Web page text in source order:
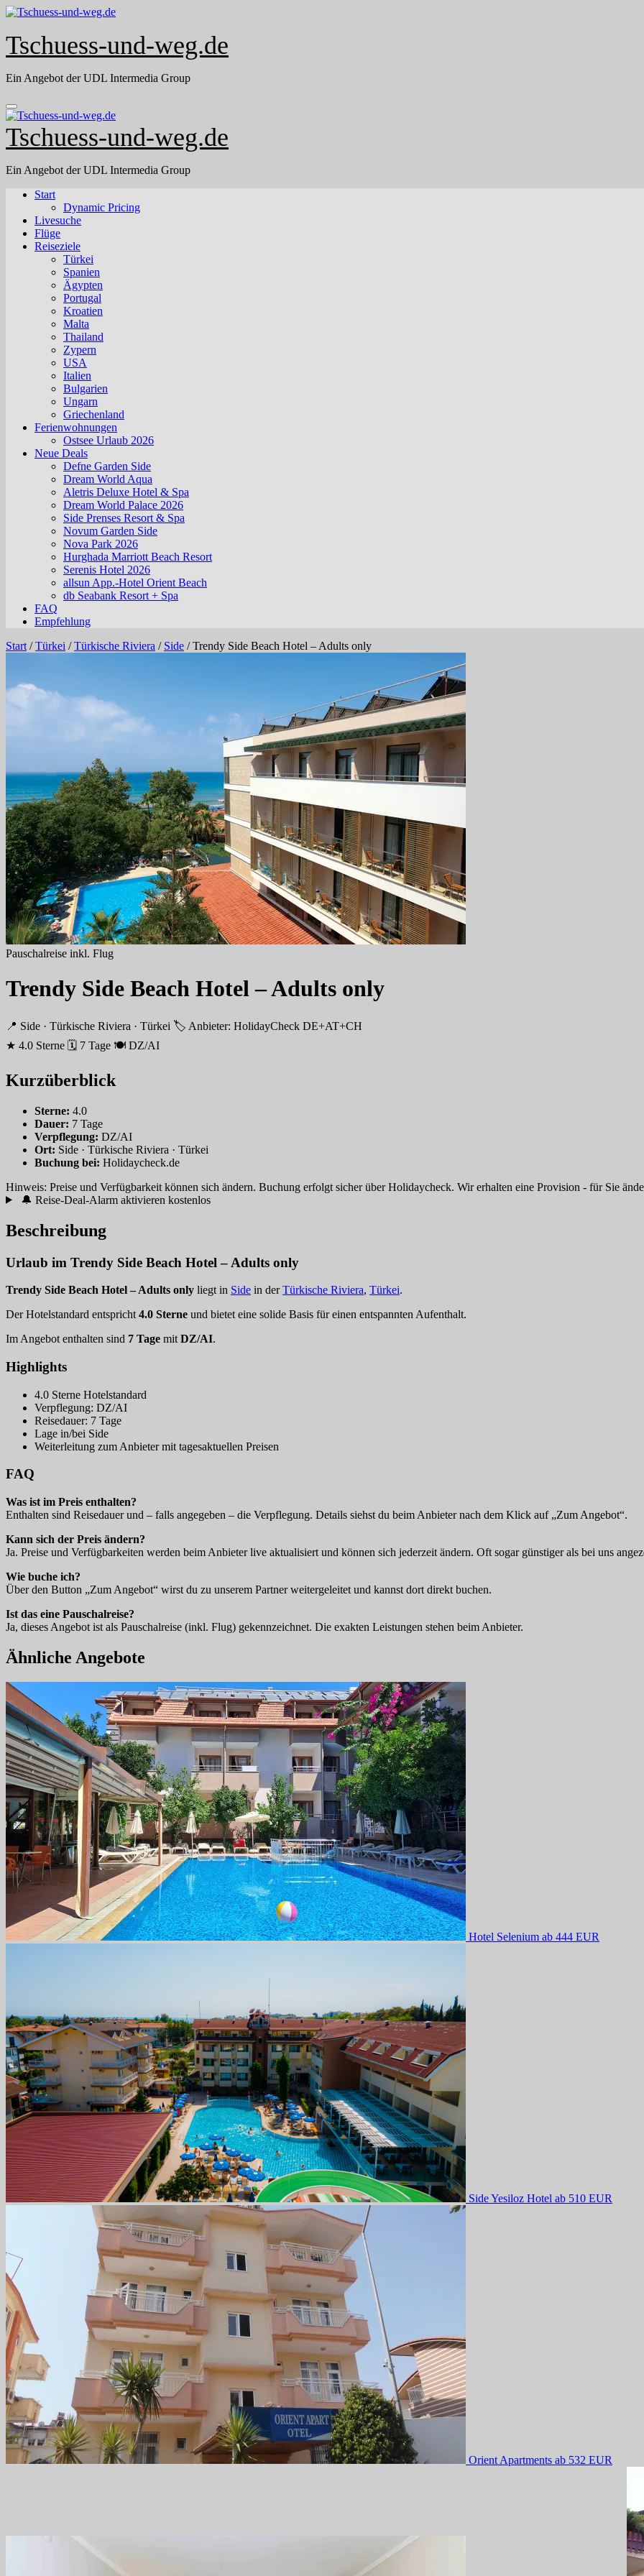
Skip
content
Tschuess-und-weg.de
Ein Angebot der UDL Intermedia Group
Tschuess-und-weg.de
Ein Angebot der UDL Intermedia Group
Start
Dynamic Pricing
Livesuche
Flüge
Reiseziele
Türkei
Spanien
Ägypten
Portugal
Kroatien
Malta
Thailand
Zypern
USA
Italien
Bulgarien
Ungarn
Griechenland
Ferienwohnungen
Ostsee Urlaub 2026
Neue Deals
Defne Garden Side
Dream World Aqua
Aletris Deluxe Hotel & Spa
Dream World Palace 2026
Side Prenses Resort & Spa
Novum Garden Side
Nova Park 2026
Hurghada Marriott Beach Resort
Serenis Hotel 2026
allsun App.-Hotel Orient Beach
db Seabank Resort + Spa
FAQ
Empfehlung
Start /Türkei /Türkische Riviera / Side /Trendy Side Beach Hotel – Adults only
Pauschalreise inkl. Flug
Trendy Side Beach Hotel – Adults only
📍 Side · Türkische Riviera · Türkei 🏷 Anbieter: HolidayCheck DE+AT+CH
★ 4.0 Sterne 🗓 7 Tage 🍽 DZ/AI
Kurzüberblick
Sterne: 4.0
Dauer: 7 Tage
Verpflegung: DZ/AI
Ort: Side · Türkische Riviera · Türkei
Buchung bei: Holidaycheck.de
Hinweis: Preise und Verfügbarkeit können sich ändern. Buchung erfolgt sicher über Holidaycheck. Wir erhalten eine Provision - für Sie
🔔 Reise-Deal-Alarm aktivieren kostenlos
Beschreibung
Urlaub im Trendy Side Beach Hotel – Adults only
Trendy Side Beach Hotel – Adults only liegt in Side in derTürkische Riviera, Türkei.
Der Hotelstandard entspricht 4.0 Sterne und bietet eine solide Basis für einen entspannten Aufenthalt.
Im Angebot enthalten sind 7 Tage mit DZ/AI.
Highlights
4.0 Sterne Hotelstandard
Verpflegung: DZ/AI
Reisedauer: 7 Tage
Lage in/bei Side
Weiterleitung zum Anbieter mit tagesaktuellen Preisen
FAQ
Was ist im Preis enthalten?
Enthalten sind Reisedauer und – falls angegeben – die Verpflegung. Details siehst du beim Anbieter nach dem Klick auf „Zum Angebot“.
Kann sich der Preis ändern?
Ja. Preise und Verfügbarkeiten werden beim Anbieter live aktualisiert und können sich jederzeit ändern. Oft sogar günstiger als bei uns
Wie buche ich?
Über den Button „Zum Angebot“ wirst du zu unserem Partner weitergeleitet und kannst dort direkt buchen.
Ist das eine Pauschalreise?
Ja, dieses Angebot ist als Pauschalreise (inkl. Flug) gekennzeichnet. Die exakten Leistungen stehen beim Anbieter.
Ähnliche Angebote
Hotel Selenium ab 444 EUR
Side Yesiloz Hotel ab 510 EUR
Orient Apartments ab 532 EUR